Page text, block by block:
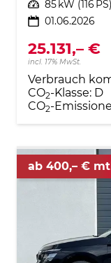
Leistung 85 kW (116 PS)
01.06.2026
25.131,– €
incl. 17% MwSt.
Verbrauch
CO2-Klasse: D
CO2-
ab 400,– €